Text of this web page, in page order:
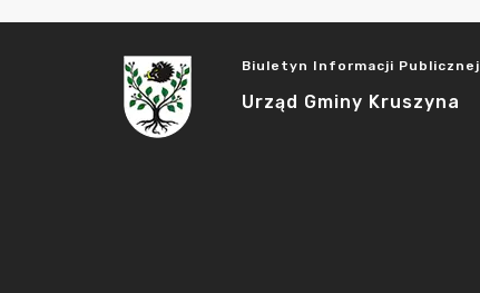
Biuletyn Informacji Publicznej
Urząd Gminy Kruszyna